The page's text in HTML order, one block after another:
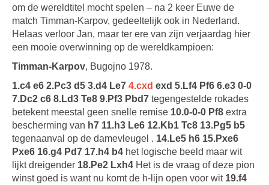
om de wereldtitel mocht spelen – na 2 keer Euwe de
match Timman-Karpov, gedeeltelijk ook in Nederland.
Helaas verloor Jan, maar ter ere van zijn verjaardag hier
een mooie overwinning op de wereldkampioen:
Timman-Karpov, Bugojno 1978.
1.c4 e6 2.Pc3 d5 3.d4 Le7 4.cxd exd 5.Lf4 Pf6 6.e3 0-0
7.Dc2 c6 8.Ld3 Te8 9.Pf3 Pbd7 tegengestelde rokades
betekent meestal geen snelle remise 10.0-0-0 Pf8 extra
bescherming van h7 11.h3 Le6 12.Kb1 Tc8 13.Pg5 b5
tegenaanval op de damevleugel . 14.Le5 h6 15.Pxe6
Pxe6 16.g4 Pd7 17.h4 b4 het logische beeld maar wit
lijkt dreigender 18.Pe2 Lxh4 Het is de vraag of deze pion
winst goed is want nu komt de h-lijn open voor wit 19.f4